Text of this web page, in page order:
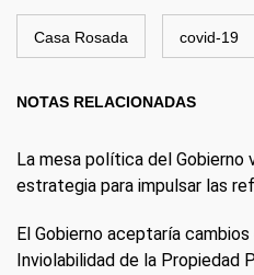
Casa Rosada covid-19
NOTAS RELACIONADAS
La mesa política del Gobierno
estrategia para impulsar las
El Gobierno aceptaría
Inviolabilidad de la Propiedad